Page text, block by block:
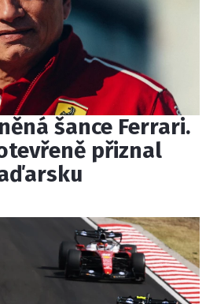
šance Ferrari.
přiznal